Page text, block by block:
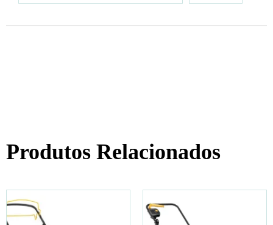
Produtos Relacionados